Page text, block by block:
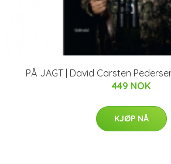
PÅ JAGT | David Carsten
449 NOK
KJØP NÅ